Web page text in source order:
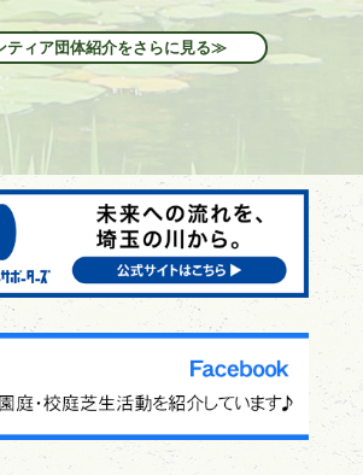
ティア団体紹介をさらに見る